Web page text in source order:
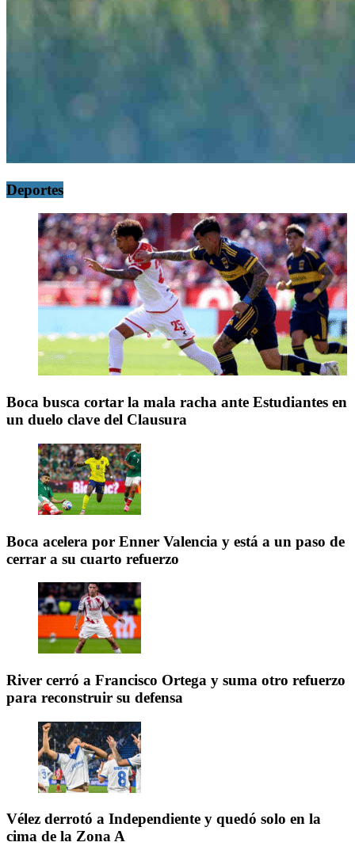
Deportes
Boca busca cortar la mala racha ante Estudiantes en
un duelo clave del Clausura
Boca acelera por Enner Valencia y está a un paso de
cerrar a su cuarto refuerzo
River cerró a Francisco Ortega y suma otro refuerzo
para reconstruir su defensa
Vélez derrotó a Independiente y quedó solo en la
cima de la Zona A